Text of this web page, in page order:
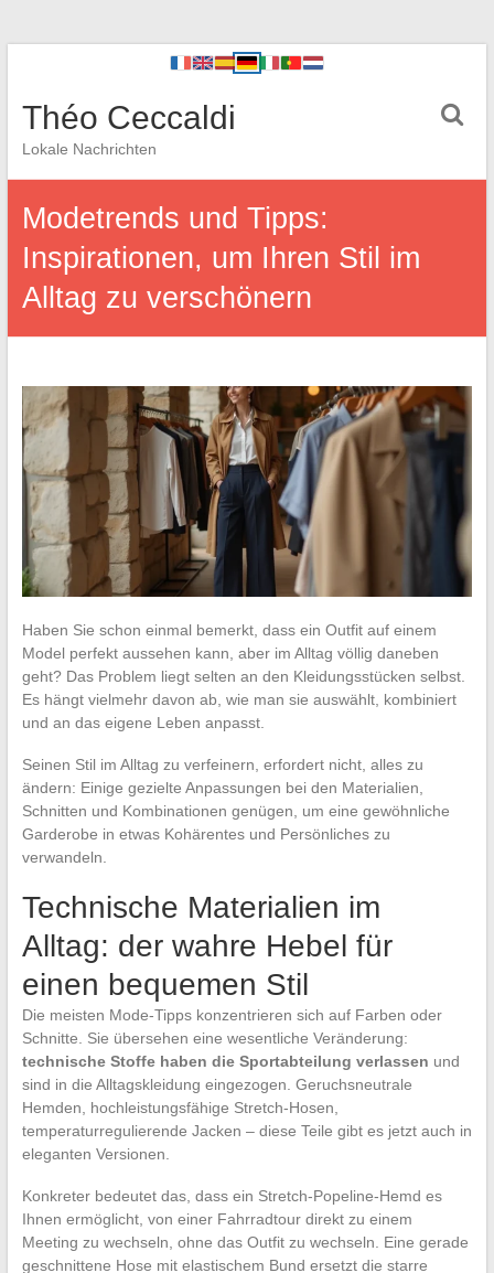
Théo Ceccaldi
Lokale Nachrichten
Modetrends und Tipps:
Inspirationen, um Ihren Stil im
Alltag zu verschönern
Haben Sie schon einmal bemerkt, dass ein Outfit auf einem
Model perfekt aussehen kann, aber im Alltag völlig daneben
geht? Das Problem liegt selten an den Kleidungsstücken selbst.
Es hängt vielmehr davon ab, wie man sie auswählt, kombiniert
und an das eigene Leben anpasst.
Seinen Stil im Alltag zu verfeinern, erfordert nicht, alles zu
ändern: Einige gezielte Anpassungen bei den Materialien,
Schnitten und Kombinationen genügen, um eine gewöhnliche
Garderobe in etwas Kohärentes und Persönliches zu
verwandeln.
Technische Materialien im
Alltag: der wahre Hebel für
einen bequemen Stil
Die meisten Mode-Tipps konzentrieren sich auf Farben oder
Schnitte. Sie übersehen eine wesentliche Veränderung:
technische Stoffe haben die Sportabteilung verlassen und
sind in die Alltagskleidung eingezogen. Geruchsneutrale
Hemden, hochleistungsfähige Stretch-Hosen,
temperaturregulierende Jacken – diese Teile gibt es jetzt auch in
eleganten Versionen.
Konkreter bedeutet das, dass ein Stretch-Popeline-Hemd es
Ihnen ermöglicht, von einer Fahrradtour direkt zu einem
Meeting zu wechseln, ohne das Outfit zu wechseln. Eine gerade
geschnittene Hose mit elastischem Bund ersetzt die starre